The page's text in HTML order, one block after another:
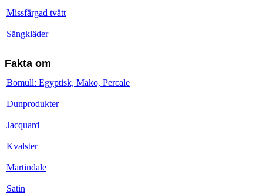
Missfärgad tvätt
Sängkläder
Fakta om
Bomull: Egyptisk, Mako, Percale
Dunprodukter
Jacquard
Kvalster
Martindale
Satin